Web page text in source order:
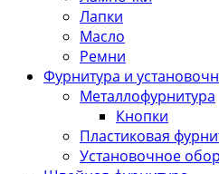
Лапки
Масло
Ремни
Фурнитура и
Металлофурнитура
Кнопки
Пластиковая
Установочное